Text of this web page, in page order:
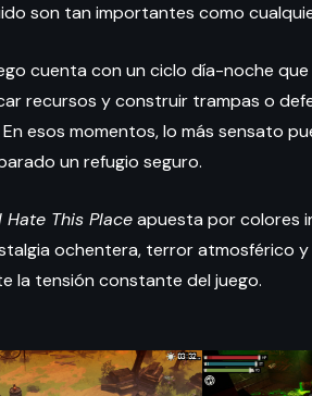
son tan importantes como
cuenta con un ciclo día-noche
recursos y construir trampas o
En esos momentos, lo más sensato
un refugio seguro.
Hate This Placeapuesta por colores
ochentera, terror atmosférico
la tensión constante del juego.